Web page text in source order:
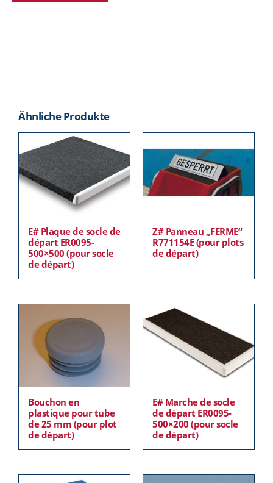
Ähnliche Produkte
E# Plaque de socle de
départ ER0095-
500×500 (pour socle
de départ)
Z# Panneau „FERME“
R771154E (pour plots
de départ)
Bouchon en
plastique pour tube
de 25 mm (pour plot
de départ)
E# Marche de socle
de départ ER0095-
500×200 (pour socle
de départ)